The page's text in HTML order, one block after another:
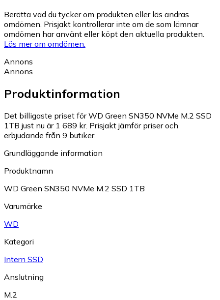
Berätta vad du tycker om produkten eller läs andras
omdömen. Prisjakt kontrollerar inte om de som lämnar
omdömen har använt eller köpt den aktuella produkten.
Läs mer om omdömen.
Annons
Annons
Produktinformation
Det billigaste priset för WD Green SN350 NVMe M.2 SSD
1TB just nu är 1 689 kr. Prisjakt jämför priser och
erbjudande från 9 butiker.
Grundläggande information
Produktnamn
WD Green SN350 NVMe M.2 SSD 1TB
Varumärke
WD
Kategori
Intern SSD
Anslutning
M.2